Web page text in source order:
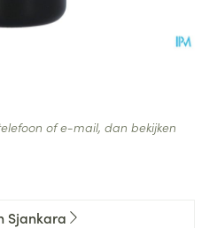
of e-mail, dan bekijken
Sjankara